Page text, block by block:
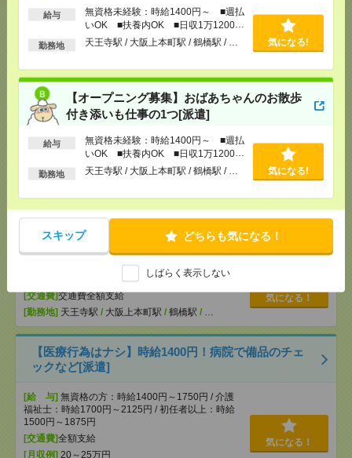
給与
無資格未経験：時給1400円～ ■週払
いOK ■扶養内OK ■日収1万1200円
以上
勤務地 天王寺駅 / 大阪上本町駅 / 鶴橋駅 / … 気になる!
【オープニング募集】おばあちゃんのお散歩
付き添いも仕事の1つ[派遣]
給与
無資格未経験：時給1400円～ ■週払
いOK ■扶養内OK ■日収1万1200円
以上
勤務地 天王寺駅 / 大阪上本町駅 / 鶴橋駅 / … 気になる!
スキップ どちらも気になる！
しばらく表示しない
無資格未経験：時給1400円～ ■週払い
OK ■扶養内OK ■日収1万1200円以上
交通費全額支給
[勤務地]天王寺駅
気になる！
【オープニング募集】おばあちゃんのお散歩付き添
いも仕事の1つ[派遣]
[給 与]
無資格未経験：時給1400円～ ■週払い
OK ■扶養内OK ■日収1万1200円以上
交通費全額支給
[勤務地] 天王寺駅
気になる！
説明会参加で全員に【現金2千円相当プレゼント】生
活のお手伝い[派遣]
無資格未経験：時給1400円～ ■週払い
OK ■扶養内OK ■日収1万1200円以上
[交通費]交通費全額支給
[勤務地] 天王寺駅 / 大阪上本町駅 / 鶴橋駅 / …
気になる！
【医療行為はナシ】時給1400円！病院で備品のチェ
ックなど[派遣]
[給 与] 無資格の方：時給1400円～1750円 / 介護
福祉士：時給1700円～2125円 / 初任者以上：時給
1500円～1875円
[交通費]全額支給
[月収例] 20～25万円
気になる！